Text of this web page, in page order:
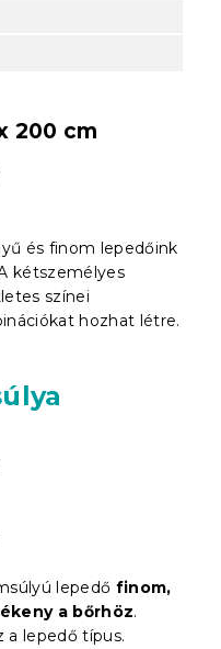
200 cm
és finom lepedőink
kétszemélyes
színei
hozhat létre.
lepedő finom,
a bőrhöz.
a lepedő típus.